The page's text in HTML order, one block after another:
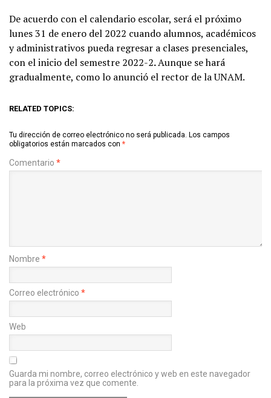
De acuerdo con el calendario escolar, será el próximo
lunes 31 de enero del 2022 cuando alumnos, académicos
y administrativos pueda regresar a clases presenciales,
con el inicio del semestre 2022-2.Aunque se hará
gradualmente, como lo anunció el rector de la UNAM.
RELATED TOPICS:
Tu dirección de correo electrónico no será publicada. Los campos
obligatorios están marcados con *
Comentario *
Nombre *
Correo electrónico *
Web
Guarda mi nombre, correo electrónico y web en este navegador
para la próxima vez que comente.